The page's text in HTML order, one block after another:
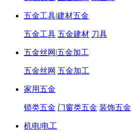
五金工具|建材五金
五金工具 五金建材 刀具
五金丝网|五金加工
五金丝网 五金加工
家用五金
锁类五金 门窗类五金 装饰五金
机电|电工